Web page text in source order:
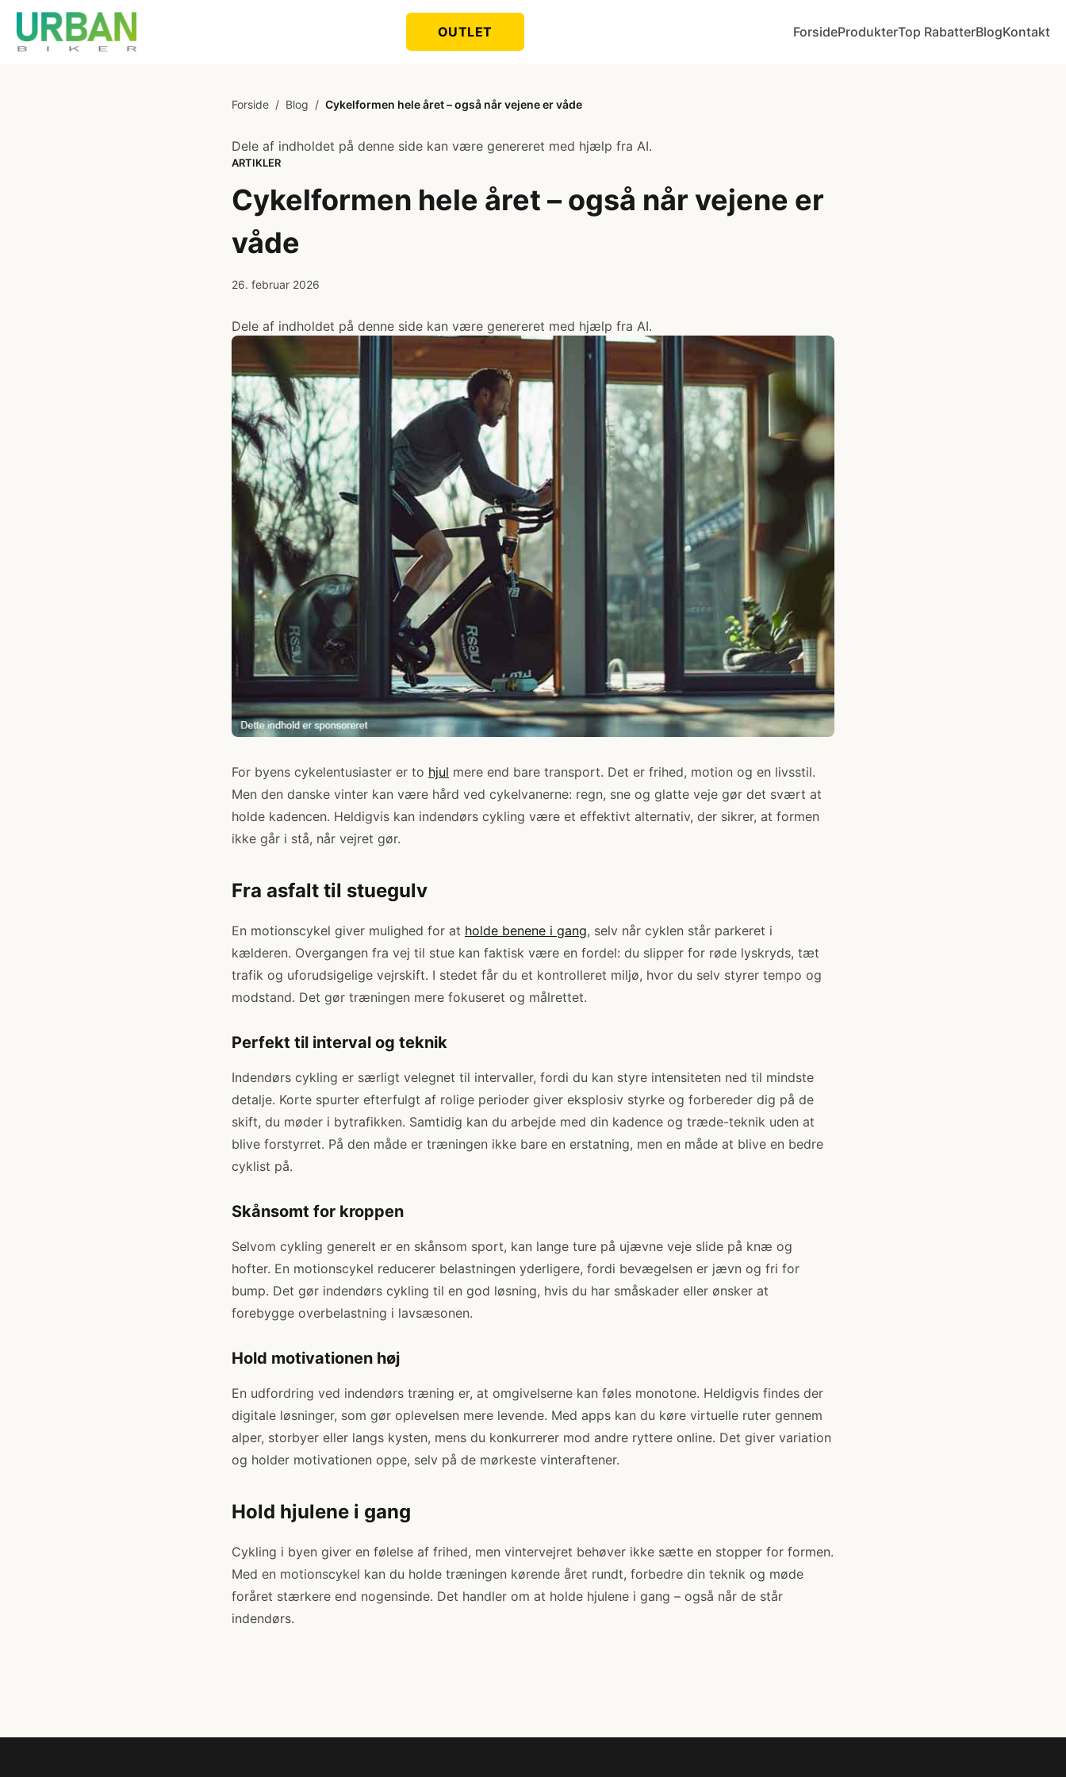
OUTLET ForsideProdukterTop RabatterBlogKontakt
Forside / Blog / Cykelformen hele året – også når vejene er våde
Dele af indholdet på denne side kan være genereret med hjælp fra AI.
ARTIKLER
Cykelformen hele året – også når vejene er
våde
26. februar 2026
Dele af indholdet på denne side kan være genereret med hjælp fra AI.
For byens cykelentusiaster er to hjul mere end bare transport. Det er frihed, motion og en livsstil.
Men den danske vinter kan være hård ved cykelvanerne: regn, sne og glatte veje gør det svært at
holde kadencen. Heldigvis kan indendørs cykling være et effektivt alternativ, der sikrer, at formen
ikke går i stå, når vejret gør.
Fra asfalt til stuegulv
En motionscykel giver mulighed for at holde benene i gang, selv når cyklen står parkeret i
kælderen. Overgangen fra vej til stue kan faktisk være en fordel: du slipper for røde lyskryds, tæt
trafik og uforudsigelige vejrskift. I stedet får du et kontrolleret miljø, hvor du selv styrer tempo og
modstand. Det gør træningen mere fokuseret og målrettet.
Perfekt til interval og teknik
Indendørs cykling er særligt velegnet til intervaller, fordi du kan styre intensiteten ned til mindste
detalje. Korte spurter efterfulgt af rolige perioder giver eksplosiv styrke og forbereder dig på de
skift, du møder i bytrafikken. Samtidig kan du arbejde med din kadence og træde-teknik uden at
blive forstyrret. På den måde er træningen ikke bare en erstatning, men en måde at blive en bedre
cyklist på.
Skånsomt for kroppen
Selvom cykling generelt er en skånsom sport, kan lange ture på ujævne veje slide på knæ og
hofter. En motionscykel reducerer belastningen yderligere, fordi bevægelsen er jævn og fri for
bump. Det gør indendørs cykling til en god løsning, hvis du har småskader eller ønsker at
forebygge overbelastning i lavsæsonen.
Hold motivationen høj
En udfordring ved indendørs træning er, at omgivelserne kan føles monotone. Heldigvis findes der
digitale løsninger, som gør oplevelsen mere levende. Med apps kan du køre virtuelle ruter gennem
alper, storbyer eller langs kysten, mens du konkurrerer mod andre ryttere online. Det giver variation
og holder motivationen oppe, selv på de mørkeste vinteraftener.
Hold hjulene i gang
Cykling i byen giver en følelse af frihed, men vintervejret behøver ikke sætte en stopper for formen.
Med en motionscykel kan du holde træningen kørende året rundt, forbedre din teknik og møde
foråret stærkere end nogensinde. Det handler om at holde hjulene i gang – også når de står
indendørs.